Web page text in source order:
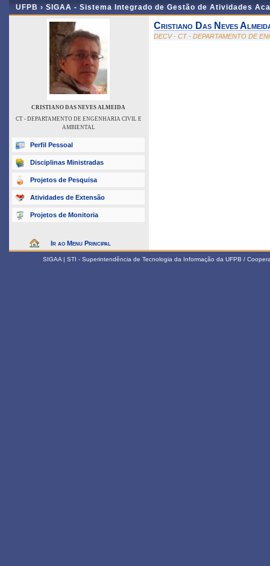
UFPB › SIGAA - Sistema Integrado de Gestão de Atividades
CRISTIANO DAS NEVES ALMEIDA
CT - DEPARTAMENTO DE ENGENHARIA CIVIL E
AMBIENTAL
Perfil Pessoal
Disciplinas Ministradas
Projetos de Pesquisa
Atividades de Extensão
Projetos de Monitoria
Ir ao Menu Principal
Cristiano Das Neves
DECV - CT - DEPARTAMENTO DE
SIGAA | STI - Superintendência de Tecnologia da Informação da UFPB /